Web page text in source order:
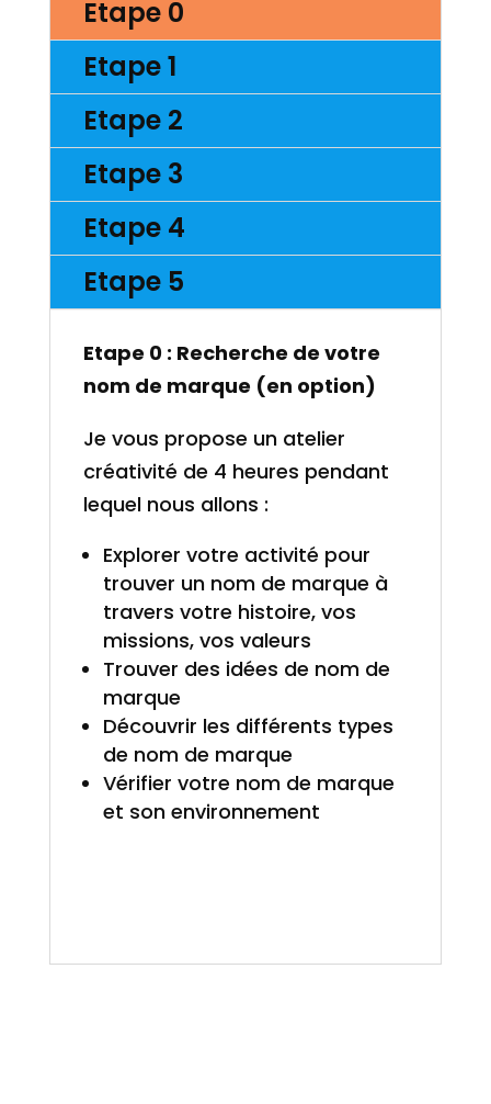
Etape 0
Etape 1
Etape 2
Etape 3
Etape 4
Etape 5
Etape 0 : Recherche de votre
nom de marque (en option)
Je vous propose un atelier
créativité de 4 heures pendant
lequel nous allons :
Explorer votre activité pour
trouver un nom de marque à
travers votre histoire, vos
missions, vos valeurs
Trouver des idées de nom de
marque
Découvrir les différents types
de nom de marque
Vérifier votre nom de marque
et son environnement